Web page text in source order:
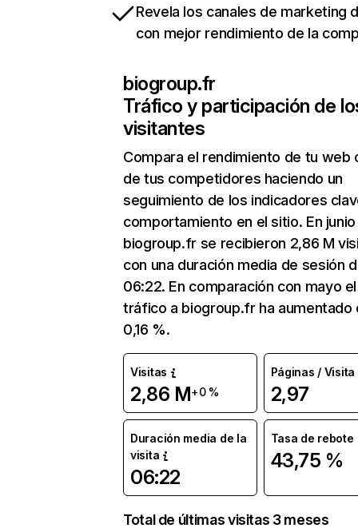
Revela los canales de marketing
con mejor rendimiento de la
biogroup.fr
Tráfico y participación de
visitantes
Compara el rendimiento de tu web
de tus competidores haciendo un
seguimiento de los indicadores
comportamiento en el sitio. En junio
biogroup.fr se recibieron 2,86 M
con una duración media de sesión
06:22. En comparación con mayo el
tráfico a biogroup.fr ha aumentado
0,16 %.
Visitas
2,86 M+0 %
Páginas / Visita
2,97
Duración media de la
visita
06:22
Tasa de rebote
43,75 %
Total de últimas visitas 3 meses